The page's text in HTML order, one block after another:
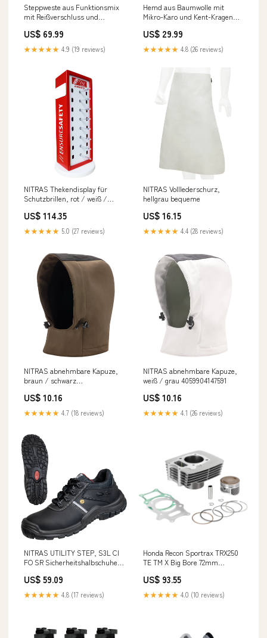
Steppweste aus Funktionsmix
mit Reißverschluss und
US$ 69.99
★★★★★ 4.9 (19 reviews)
Hemd aus Baumwolle mit
Mikro-Karo und Kent-Kragen
US$ 29.99
★★★★★ 4.8 (26 reviews)
NITRAS Thekendisplay für
Schutzbrillen, rot / weiß /
US$ 114.35
★★★★★ 5.0 (27 reviews)
NITRAS Volllederschurz,
hellgrau bequeme
US$ 16.15
★★★★★ 4.4 (28 reviews)
NITRAS abnehmbare Kapuze,
braun / schwarz
US$ 10.16
★★★★★ 4.7 (18 reviews)
NITRAS abnehmbare Kapuze,
weiß / grau 4059904147591
US$ 10.16
★★★★★ 4.1 (26 reviews)
NITRAS UTILITY STEP, S3L CI
FO SR Sicherheitshalbschuhe,
US$ 59.09
★★★★★ 4.8 (17 reviews)
Honda Recon Sportrax TRX250
TE TM X Big Bore 72mm
Fedex Express Car ECUs &
Computer Modules ECUs
US$ 93.55
★★★★★ 4.0 (10 reviews)